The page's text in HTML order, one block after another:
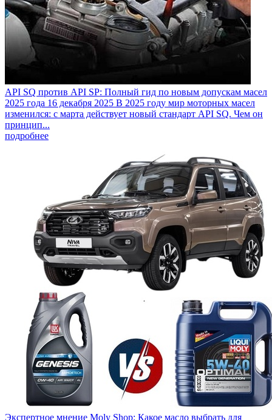
API SQ против API SP: Полный гид по новым допускам масел
2025 года 16 декабря 2025 В 2025 году мир моторных масел
изменился: с марта действует новый стандарт API SQ. Чем он
принцип...
подробнее
Экспертное мнение Moly Shop: Какое масло выбрать для